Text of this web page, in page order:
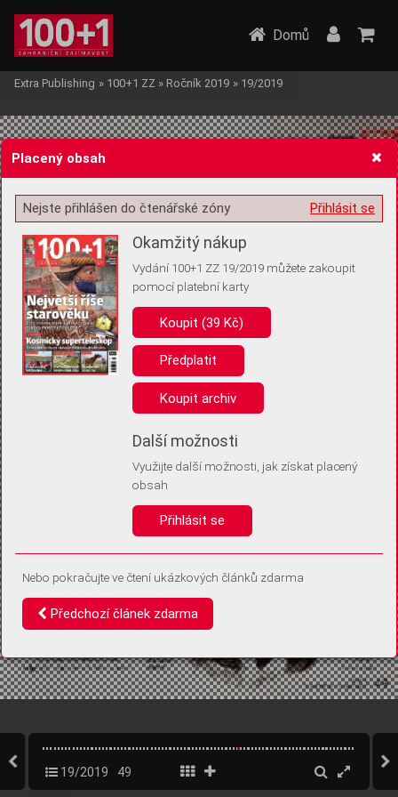
Žádost o souhlas s ukládáním volitelných informací
Pro základní fungování webu nepotřebujeme ukládat žádné informace
(tzv. cookies apod.). Rádi bychom vás ale požádali o souhlas s
uložením volitelných informací:
Anonymní unikátní ID
Díky němu příště poznáme, že se jedná o stejné zařízení, a
Identifikátor je zcela anonymní.
Vaše souhlasy a odmítnutí si ukládáme do vašeho zařízení, abychom se
vás už příště znovu neptali. Můžete je kdykoli později upravit ve Správě
Domů
Extra Publishing » 100+1 ZZ » Ročník 2019 » 19/2019
19/2019 49
Placený obsah
Přihlásit se
Nejste přihlášen do čtenářské zóny
Okamžitý nákup
Vydání 100+1 ZZ 19/2019 můžete zakoupit
pomocí platební karty
Koupit (39 Kč)
Předplatit
Koupit archiv
Další možnosti
Využijte další možnosti, jak získat placený
obsah
Přihlásit se
Nebo pokračujte ve čtení ukázkových článků zdarma
Předchozí článek zdarma